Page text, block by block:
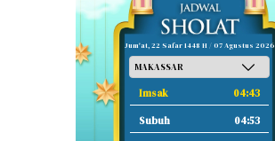
Jum'at, 22 Safar 1448 H / 07 Agustus 2026
Imsak 04:43
Subuh 04:53